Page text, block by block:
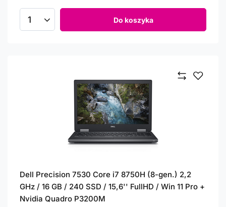
Ilość produktów Do koszyka
Dell Precision 7530 Core i7 8750H (8-gen.) 2,2
GHz / 16 GB / 240 SSD / 15,6'' FullHD / Win 11 Pro +
Nvidia Quadro P3200M